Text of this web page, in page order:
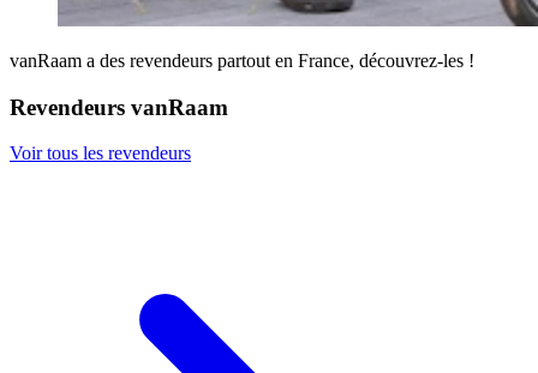
vanRaam a des revendeurs partout en France, découvrez-les !
Revendeurs vanRaam
Voir tous les revendeurs